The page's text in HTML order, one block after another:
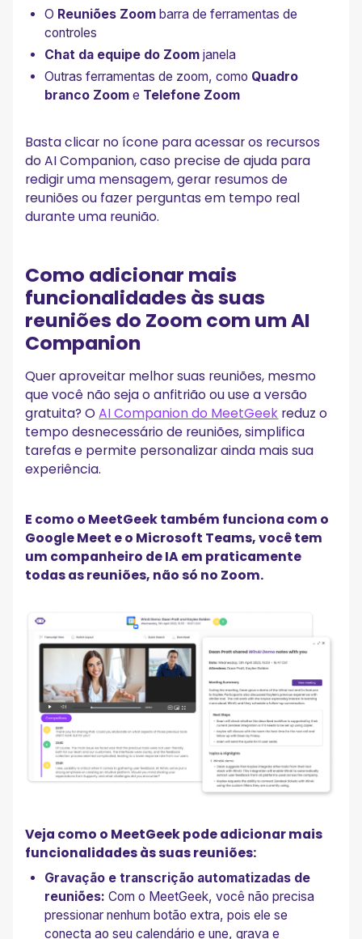
O Reuniões Zoom barra de ferramentas de
controles
Chat da equipe do Zoom janela
Outras ferramentas de zoom, como Quadro
branco Zoom e Telefone Zoom
Basta clicar no ícone para acessar os recursos
do AI Companion, caso precise de ajuda para
redigir uma mensagem, gerar resumos de
reuniões ou fazer perguntas em tempo real
durante uma reunião.
Como adicionar mais
funcionalidades às suas
reuniões do Zoom com um AI
Companion
Quer aproveitar melhor suas reuniões, mesmo
que você não seja o anfitrião ou use a versão
gratuita? OAI Companion do MeetGeek reduz o
tempo desnecessário de reuniões, simplifica
tarefas e permite personalizar ainda mais sua
experiência.
E como o MeetGeek também funciona com o
Google Meet e o Microsoft Teams, você tem
um companheiro de IA em praticamente
todas as reuniões, não só no Zoom.
Veja como o MeetGeek pode adicionar mais
funcionalidades às suas reuniões:
Gravação e transcrição automatizadas de
reuniões:Com o MeetGeek, você não precisa
pressionar nenhum botão extra, pois ele se
conecta ao seu calendário e une, grava e